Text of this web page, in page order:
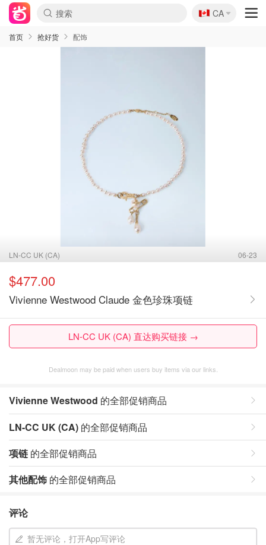
🇨🇦
CA
首页 抢好货 配饰
LN-CC UK (CA) 06-23
$477.00
Vivienne Westwood Claude 金色珍珠项链
LN-CC UK (CA) 直达购买链接 →
Dealmoon may be paid when users buy items via our links.
Vivienne Westwood 的全部促销商品
LN-CC UK (CA) 的全部促销商品
项链 的全部促销商品
其他配饰 的全部促销商品
评论
暂无评论，打开App写评论